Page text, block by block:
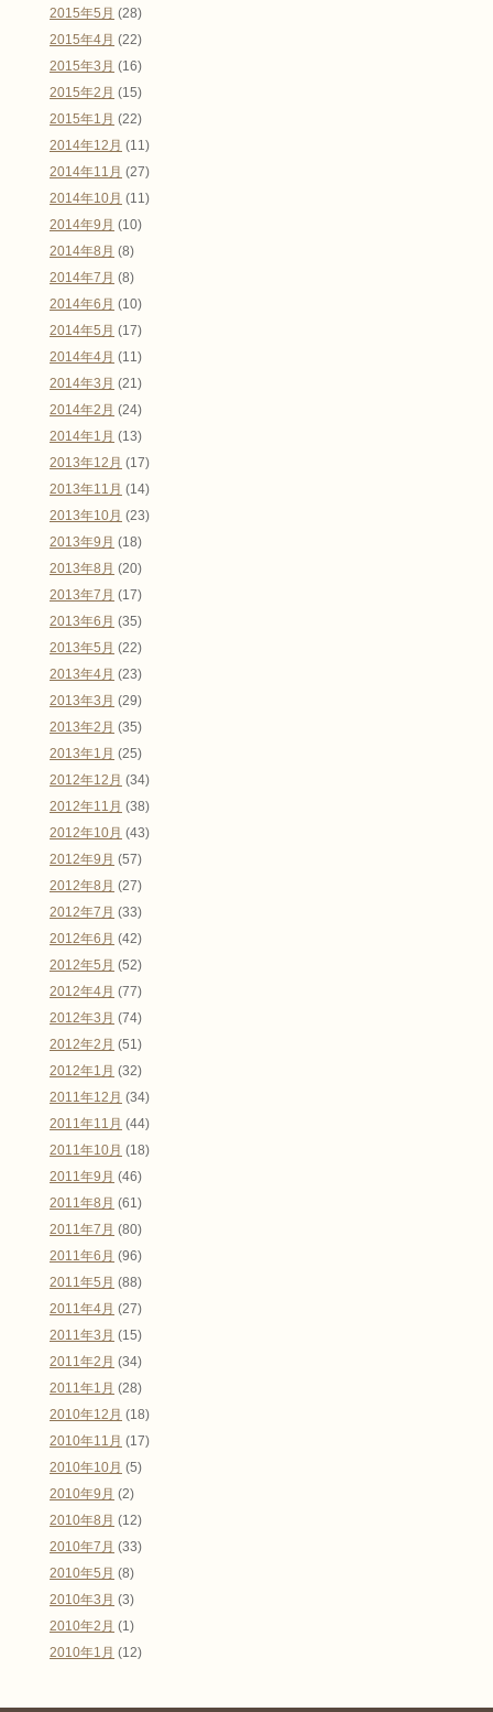
2015年5月 (28)
2015年4月 (22)
2015年3月 (16)
2015年2月 (15)
2015年1月 (22)
2014年12月 (11)
2014年11月 (27)
2014年10月 (11)
2014年9月 (10)
2014年8月 (8)
2014年7月 (8)
2014年6月 (10)
2014年5月 (17)
2014年4月 (11)
2014年3月 (21)
2014年2月 (24)
2014年1月 (13)
2013年12月 (17)
2013年11月 (14)
2013年10月 (23)
2013年9月 (18)
2013年8月 (20)
2013年7月 (17)
2013年6月 (35)
2013年5月 (22)
2013年4月 (23)
2013年3月 (29)
2013年2月 (35)
2013年1月 (25)
2012年12月 (34)
2012年11月 (38)
2012年10月 (43)
2012年9月 (57)
2012年8月 (27)
2012年7月 (33)
2012年6月 (42)
2012年5月 (52)
2012年4月 (77)
2012年3月 (74)
2012年2月 (51)
2012年1月 (32)
2011年12月 (34)
2011年11月 (44)
2011年10月 (18)
2011年9月 (46)
2011年8月 (61)
2011年7月 (80)
2011年6月 (96)
2011年5月 (88)
2011年4月 (27)
2011年3月 (15)
2011年2月 (34)
2011年1月 (28)
2010年12月 (18)
2010年11月 (17)
2010年10月 (5)
2010年9月 (2)
2010年8月 (12)
2010年7月 (33)
2010年5月 (8)
2010年3月 (3)
2010年2月 (1)
2010年1月 (12)